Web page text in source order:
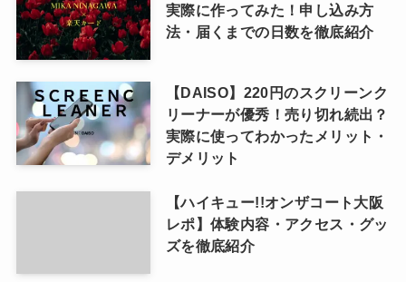
実際に作ってみた！申し込み方
法・届くまでの日数を徹底紹介
【DAISO】220円のスクリーンク
リーナーが優秀！売り切れ続出？
実際に使ってわかったメリット・
デメリット
【ハイキュー!!オンザコート大阪
レポ】体験内容・アクセス・グッ
ズを徹底紹介